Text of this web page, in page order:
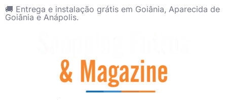
🚚 Entrega e instalação grátis em Goiânia, Aparecida de
Goiânia e Anápolis.